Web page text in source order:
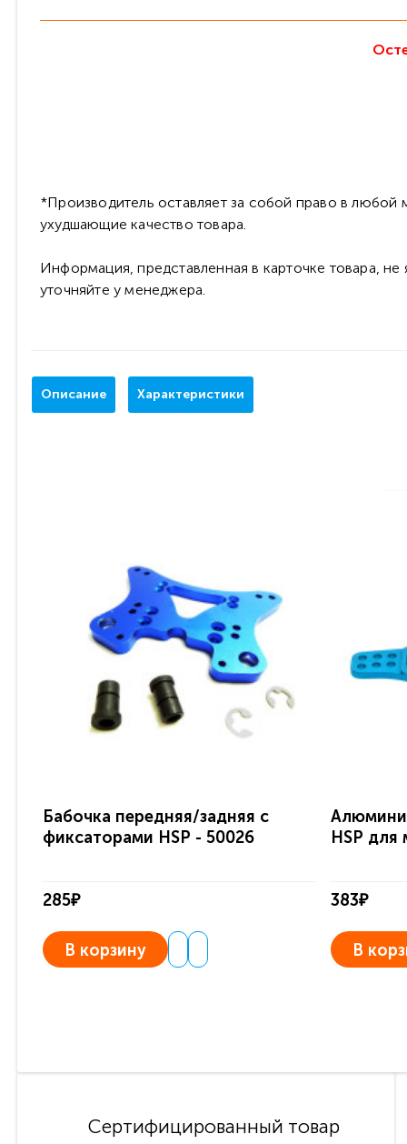
*Производитель оставляет за собой право в любой
ухудшающие качество товара.
Информация, представленная в карточке товара,
уточняйте у менеджера.
Описание Характеристики
Бабочка передняя/задняя с
фиксаторами HSP - 50026
285₽
В корзину
HSP
383₽
В
Сертифицированный товар